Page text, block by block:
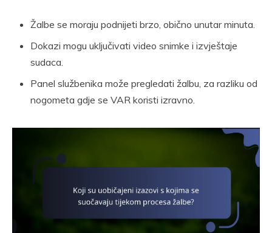
Žalbe se moraju podnijeti brzo, obično unutar minuta.
Dokazi mogu uključivati video snimke i izvještaje
sudaca.
Panel službenika može pregledati žalbu, za razliku od
nogometa gdje se VAR koristi izravno.